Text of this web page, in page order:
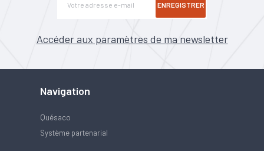
ENREGISTRER
Accéder aux paramètres de ma newsletter
Navigation
Quésaco
Système partenarial